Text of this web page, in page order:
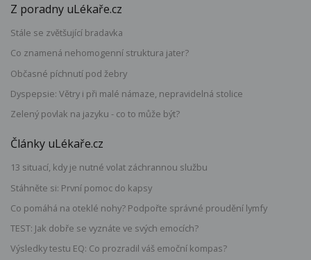
Z poradny uLékaře.cz
Stále se zvětšující bradavka
Co znamená nehomogenní struktura jater?
Občasné píchnutí pod žebry
Dyspepsie: Větry i při malé námaze, nepravidelná stolice
Zelený povlak na jazyku - co to může být?
Články uLékaře.cz
13 situací, kdy je nutné volat záchrannou službu
Stáhněte si: První pomoc do kapsy
Co pomáhá na oteklé nohy? Podpořte správné proudění lymfy
TEST: Jak dobře se vyznáte ve svých emocích?
Výsledky testu EQ: Co prozradil váš emoční kompas?